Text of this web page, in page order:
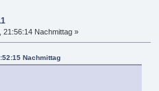
21:56:14 Nachmittag »
Nachmittag